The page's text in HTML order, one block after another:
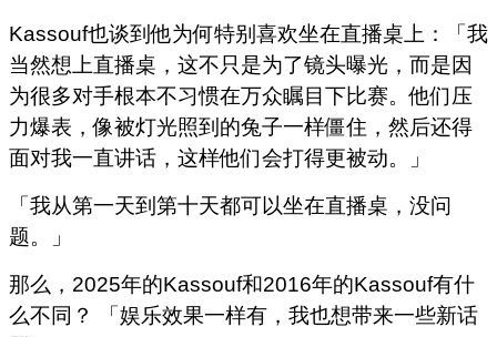
Kassouf也谈到他为何特别喜欢坐在直播桌上：「我
当然想上直播桌，这不只是为了镜头曝光，而是因
为很多对手根本不习惯在万众瞩目下比赛。他们压
力爆表，像被灯光照到的兔子一样僵住，然后还得
面对我一直讲话，这样他们会打得更被动。」
「我从第一天到第十天都可以坐在直播桌，没问
题。」
那么，2025年的Kassouf和2016年的Kassouf有什
么不同？ 「娱乐效果一样有，我也想带来一些新话